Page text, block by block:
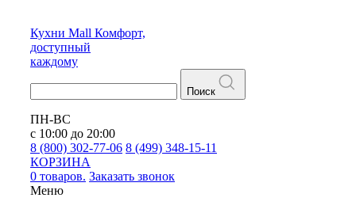
Кухни Mall Комфорт,
доступный
каждому
Поиск
ПН-ВС
с 10:00 до 20:00
8 (800) 302-77-06 8 (499) 348-15-11
КОРЗИНА
0 товаров. Заказать звонок
Меню